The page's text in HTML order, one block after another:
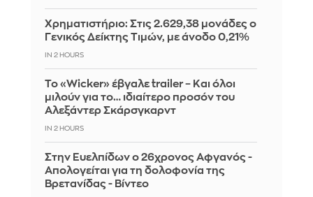
Χρηματιστήριο: Στις 2.629,38 μονάδες ο
Γενικός Δείκτης Τιμών, με άνοδο 0,21%
IN 2 HOURS
Το «Wicker» έβγαλε trailer – Και όλοι
μιλούν για το… ιδιαίτερο προσόν του
Αλεξάντερ Σκάρσγκαρντ
IN 2 HOURS
Στην Ευελπίδων ο 26χρονος Αφγανός -
Απολογείται για τη δολοφονία της
Βρετανίδας - Βίντεο